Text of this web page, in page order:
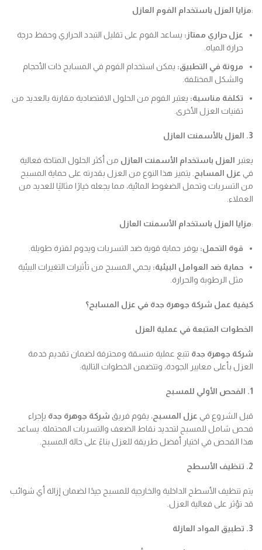
:مزايا العزل باستخدام الفوم العازل
عزل حراري ممتاز : يساعد الفوم على تقليل التبدد الحراري وحفظ درجة
حرارة المياه.
مرونة في التطبيق: يمكن استخدام الفوم في المسابح ذات الأحجام
والشكل المختلفة.
تكلفة مناسبة: يعتبر الفوم من الحلول الاقتصادية مقارنة بالعديد من
تقنيات العزل الأخرى.
3. العزل بالأسمنت العازل
يعتبر العزل باستخدام الأسمنت العازل من أكثر الحلول المتاحة فعالية
في عزل المسابح
. يتميز هذا النوع من العزل بقدرته على حماية المسبح
من التسربات وتحمل الضغوط المائية، مما يجعله خيارًا مثاليًا للعديد من
العملاء.
:مزايا العزل باستخدام الأسمنت العازل
قوة التحمل: يوفر حماية قوية ضد التسربات ويدوم لفترة طويلة.
حماية ضد العوامل البيئية: يحمي المسبح من تأثيرات التغيرات البيئية
مثل الرطوبة والحرارة.
كيفية عمل شركة جوهرة جدة في عزل المسابح؟
الخطوات المتبعة في عملية العزل
شركة جوهرة جدة تتبع عملية منسقة ومحترفة لضمان تقديم خدمة
العزل بأعلى معايير الجودة، وتتضمن الخطوات التالية:
1. الفحص الأولي للمسبح
قبل الشروع في عزل المسبح، يقوم فريق شركة جوهرة جدة بإجراء
فحص شامل للمسبح لتحديد نقاط الضعف والتسربات المحتملة. يساعد
هذا الفحص في اختيار أفضل طريقة للعزل بناءً على حالة المسبح.
2. تنظيف الأسطح
يتم تنظيف الأسطح الداخلية والخارجية للمسبح جيدًا لضمان إزالة أي شوائب
قد تؤثر على فعالية العزل.
3. تطبيق المواد العازلة